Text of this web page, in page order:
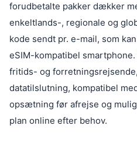
forudbetalte pakker dækker
enkeltlands-, regionale og
kode sendt pr. e-mail, som
eSIM-kompatibel
fritids- og
datatilslutning, kompatibel
opsætning før afrejse og
plan online efter behov.